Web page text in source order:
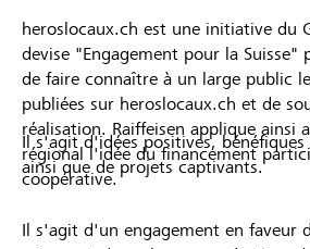
heroslocaux.ch est une initiative du
devise "Engagement pour la Suisse"
de faire connaître à un large public
publiées sur heroslocaux.ch et de
réalisation. Raiffeisen applique ainsi
régional l'idée du financement
coopérative.
Il s'agit d'idées positives,
ainsi que de projets captivants.
Il s'agit d'un engagement en faveur